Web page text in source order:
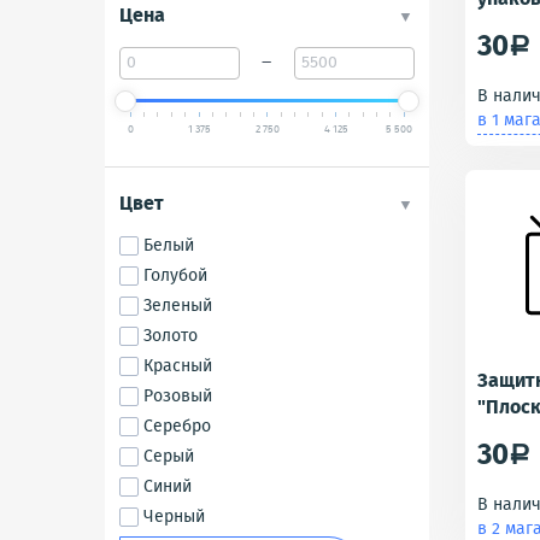
Цена
–
0 1 375 2 750 4 125 5 500
Цвет
Белый
Голубой
Зеленый
Золото
Красный
Розовый
Серебро
Серый
Синий
Черный
30a
В
в 1
M1)
30a
В
в 2